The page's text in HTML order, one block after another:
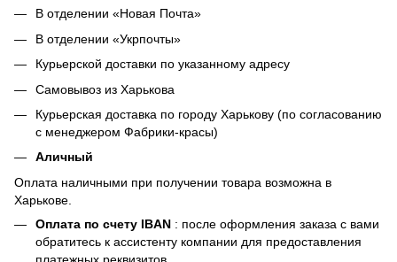
В отделении «Новая Почта»
В отделении «Укрпочты»
Курьерской доставки по указанному адресу
Самовывоз из Харькова
Курьерская доставка по городу Харькову (по согласованию
с менеджером Фабрики-красы)
Аличный
Оплата наличными при получении товара возможна в
Харькове.
Оплата по счету IBAN : после оформления заказа с вами
обратитесь к ассистенту компании для предоставления
платежных реквизитов.